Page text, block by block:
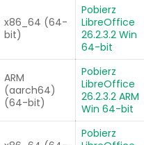
x86_64 (64-
bit)
Pobierz
LibreOffice
26.2.3.2 Win
64-bit
ARM
(aarch64)
(64-bit)
Pobierz
LibreOffice
26.2.3.2 ARM
Win 64-bit
Pobierz